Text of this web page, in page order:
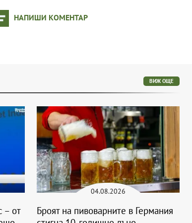
НАПИШИ КОМЕНТАР
ВИЖ ОЩЕ
– от
04.08.2026
Броят на пивоварните в Германия